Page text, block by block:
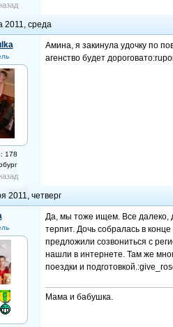
2011, среда
178
Амина, я закинула удочку по
агенство будет
2011, четверг
Да, мы тоже ищем. Все далеко,
терпит. Дочь собралась в
предложили созвониться с
нашли в интернете. Там же
поездки и
Мама и бабушка.